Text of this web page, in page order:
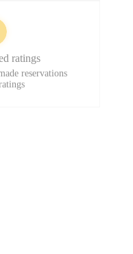
ratings
reservations